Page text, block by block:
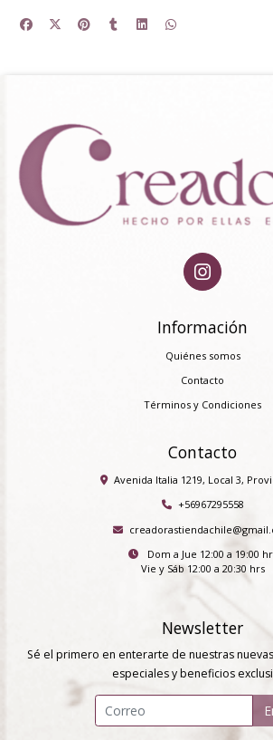
Información
Quiénes somos
Contacto
Términos y Condiciones
Contacto
Avenida Italia 1219, Local 3,
+56967295558
Dom a Jue 12:00 a 19:00
Vie y Sáb 12:00 a 20:30 hrs
Newsletter
Sé el primero en enterarte de nuestras
especiales y beneficios